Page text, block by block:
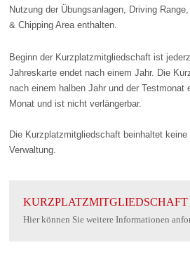
Nutzung der Übungsanlagen, Driving
& Chipping Area enthalten.
Beginn der Kurzplatzmitgliedschaft ist
Jahreskarte endet nach einem Jahr. Die
nach einem halben Jahr und der Testmonat
Monat und ist nicht verlängerbar.
Die Kurzplatzmitgliedschaft beinhaltet keine
Verwaltung.
KURZPLATZMITGLIEDSCHAFT
Hier können Sie weitere Informationen